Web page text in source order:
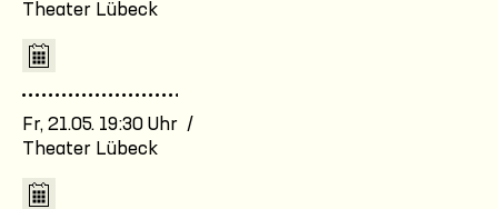
Theater Lübeck
Fr, 21.05. 19:30 Uhr /
Theater Lübeck